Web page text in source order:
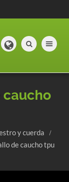
Toggle
y cuerda
de caucho tpu